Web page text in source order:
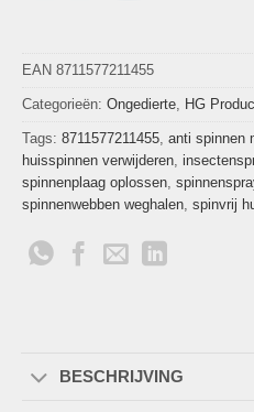
EAN 8711577211455
Categorieën: Ongedierte, HG
Tags: 8711577211455, anti spinnen
huisspinnen verwijderen,
spinnenplaag oplossen,
spinnenwebben weghalen, spinvrij
BESCHRIJVING